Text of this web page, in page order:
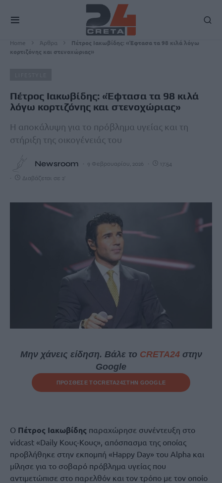
Home Άρθρα
Πέτρος Ιακωβίδης: «Έφτασα τα 98 κιλά λόγω
κορτιζόνης και στενοχώριας»
Πέτρος Ιακωβίδης: «Έφτασα τα 98 κιλά
λόγω κορτιζόνης και στενοχώριας»
Η αποκάλυψη για το πρόβλημα υγείας και τη
στήριξη της οικογένειάς του
Newsroom 9 Φεβρουαρίου, 2026 17:54
Διαβάζεται σε 2'
Μην χάνεις είδηση. Βάλε το CRETA24στην
Google
ΠΡΟΣΘΕΣΕ ΤΟCRETA24ΣΤΗΝ GOOGLE
Ο Πέτρος Ιακωβίδης παραχώρησε συνέντευξη στο
vidcast «Daily Κους-Κους», απόσπασμα της οποίας
προβλήθηκε στην εκπομπή «Happy Day» του Alpha και
μίλησε για το σοβαρό πρόβλημα υγείας που
αντιμετώπισε στο παρελθόν και τον τρόπο με τον οποίο